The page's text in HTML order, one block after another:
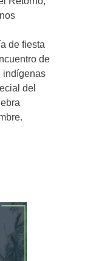
de fiesta
de
indígenas
del